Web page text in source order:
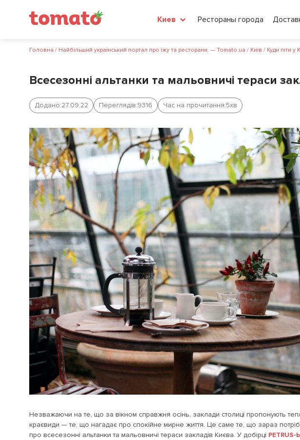
Киев Рестораны города
Головна / Найбільший український портал про їжу та ресторани. — Tomato.ua / Київ / Куди піти у
Всесезонні альтанки та мальовничі тераси
Додано:27.09.22 Переглядів:9316 Час на прочитання:5хв
Незважаючи на те, що за вікном справжня осінь, заклади столиці пропонують
краєвиди — те, що нагадає про спокійне мирне життя. Це саме те, що зараз
про всесезонні альтанки та мальовничі тераси закладів Києва. У добірці PETRUS-Ь